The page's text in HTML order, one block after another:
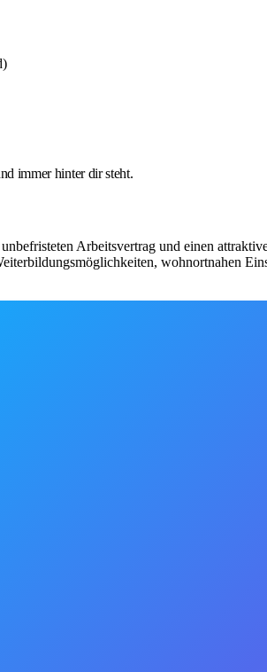
immer hinter dir steht.
Arbeitsvertrag und einen
wohnortnahen